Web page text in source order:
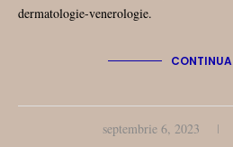
dermatologie-venerologie.
CONTINUA
septembrie 6, 2023